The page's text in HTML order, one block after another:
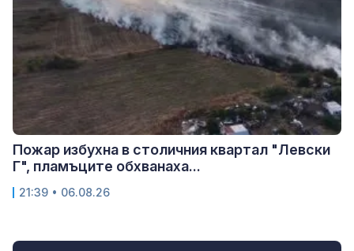
Пожар избухна в столичния квартал "Левски
Г", пламъците обхванаха...
21:39 • 06.08.26